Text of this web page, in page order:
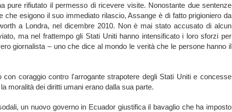
pure rifiutato il permesso di ricevere visite. Nonostante due sentenze
esigono il suo immediato rilascio, Assange è di fatto prigioniero da
a Londra, nel dicembre 2010. Non è mai stato accusato di alcun
ma nel frattempo gli Stati Uniti hanno intensificato i loro sforzi per
giornalista – uno che dice al mondo le verità che le persone hanno il
coraggio contro l'arrogante strapotere degli Stati Uniti e concesse
moralità dei diritti umani erano dalla sua parte.
un nuovo governo in Ecuador giustifica il bavaglio che ha imposto